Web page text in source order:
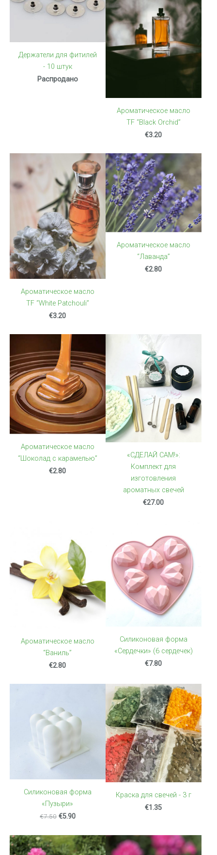
Держатели для фитилей
- 10 штук
Распродано
Ароматическое масло
TF “Black Orchid”
€3.20
Ароматическое масло
TF “White Patchouli”
€3.20
Ароматическое масло
“Лаванда”
€2.80
Ароматическое масло
“Шоколад с карамелью”
€2.80
«СДЕЛАЙ САМ!»:
Комплект для
изготовления
ароматных свечей
€27.00
Ароматическое масло
“Ваниль”
€2.80
Силиконовая форма
«Сердечки» (6 сердечек)
€7.80
Силиконовая форма
«Пузыри»
€7.50 €5.90
Краска для свечей - 3 г
€1.35